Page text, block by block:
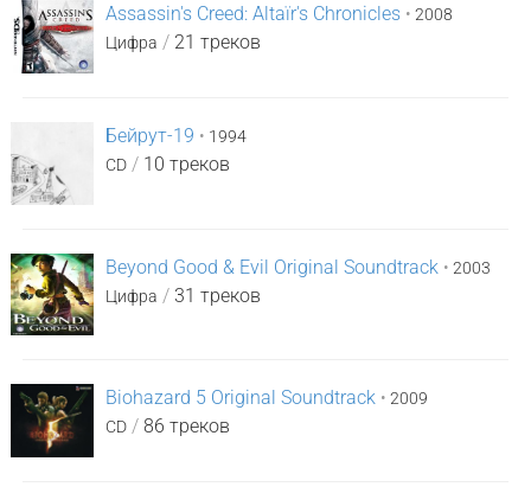
Assassin's Creed: Altaïr's Chronicles • 2008
Цифра / 21 треков
Бейрут-19 • 1994
CD / 10 треков
Beyond Good & Evil Original Soundtrack • 2003
Цифра / 31 треков
Biohazard 5 Original Soundtrack • 2009
CD / 86 треков